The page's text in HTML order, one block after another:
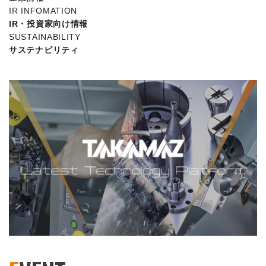
IR INFOMATION
IR・投資家向け情報
SUSTAINABILITY
サステナビリティ